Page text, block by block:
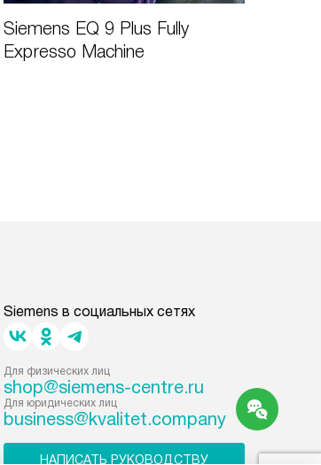
Siemens EQ 9 Plus Fully
Expresso Machine
Siemens в социальных сетях
Для физических лиц
shop@siemens-centre.ru
Для юридических лиц
business@kvalitet.company
НАПИСАТЬ РУКОВОДСТВУ